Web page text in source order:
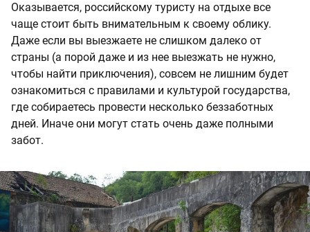
Оказывается, российскому туристу на отдыхе все
чаще стоит быть внимательным к своему облику.
Даже если вы выезжаете не слишком далеко от
страны (а порой даже и из нее выезжать не нужно,
чтобы найти приключения), совсем не лишним будет
ознакомиться с правилами и культурой государства,
где собираетесь провести несколько беззаботных
дней. Иначе они могут стать очень даже полными
забот.